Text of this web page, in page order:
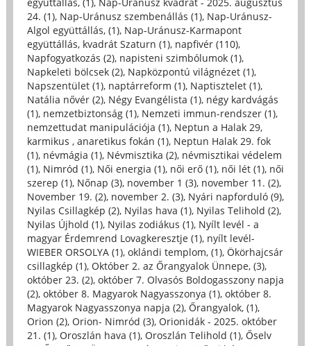
24. (1), Nap-Uránusz szembenállás (1), Nap-Uránusz-
Algol együttállás, (1), Nap-Uránusz-Karmapont
együttállás, kvadrát Szaturn (1), napfivér (110),
Napfogyatkozás (2), napisteni szimbólumok (1),
Napkeleti bölcsek (2), Napközpontú világnézet (1),
Napszentület (1), naptárreform (1), Naptisztelet (1),
Natália nővér (2), Négy Evangélista (1), négy kardvágás
(1), nemzetbiztonság (1), Nemzeti immun-rendszer (1),
nemzettudat manipulációja (1), Neptun a Halak 29,
karmikus , anaretikus fokán (1), Neptun Halak 29. fok
(1), névmágia (1), Névmisztika (2), névmisztikai védelem
(1), Nimród (1), Női energia (1), női erő (1), női lét (1), női
szerep (1), Nőnap (3), november 1 (3), november 11. (2),
November 19. (2), november 2. (3), Nyári napforduló (9),
Nyilas Csillagkép (2), Nyilas hava (1), Nyilas Telihold (2),
Nyilas Újhold (1), Nyilas zodiákus (1), Nyílt levél - a
magyar Érdemrend Lovagkeresztje (1), nyílt levél-
WIEBER ORSOLYA (1), oklándi templom, (1), Ökörhajcsár
csillagkép (1), Október 2. az Őrangyalok Ünnepe, (3),
október 23. (2), október 7. Olvasós Boldogasszony napja
(2), október 8. Magyarok Nagyasszonya (1), október 8.
Magyarok Nagyasszonya napja (2), Őrangyalok, (1),
Orion (2), Orion- Nimród (3), Orionidák - 2025. október
21. (1), Oroszlán hava (1), Oroszlán Telihold (1), Őselv